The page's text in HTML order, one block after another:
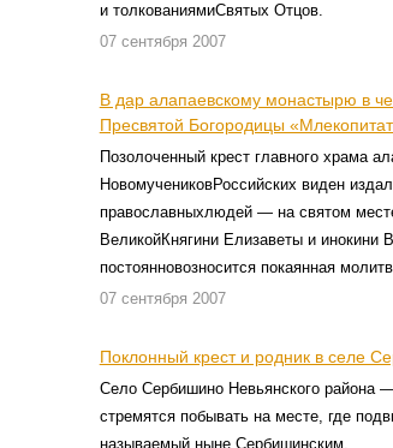
и толкованиямиСвятых Отцов.
07 сентября 2007
В дар алапаевскому монастырю в
Пресвятой Богородицы
Позолоченный крест главного храма
НовомучениковРоссийских виден
православныхлюдей — на святом
ВеликойКнягини Елизаветы и
постоянновозносится покаянная
07 сентября 2007
Поклонный крест и родник в селе
Село Сербишино Невьянского района
стремятся побывать на месте, где
называемый ныне Сербишинским.